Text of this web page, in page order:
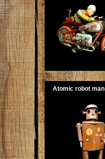
Atomic robot man